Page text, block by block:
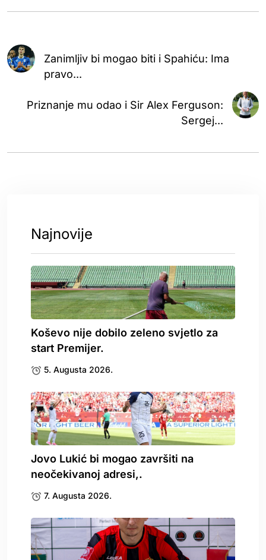
Zanimljiv bi mogao biti i Spahiću: Ima
pravo...
Priznanje mu odao i Sir Alex Ferguson:
Sergej...
Najnovije
Koševo nije dobilo zeleno svjetlo za
start Premijer.
5. Augusta 2026.
Jovo Lukić bi mogao završiti na
neočekivanoj adresi,.
7. Augusta 2026.